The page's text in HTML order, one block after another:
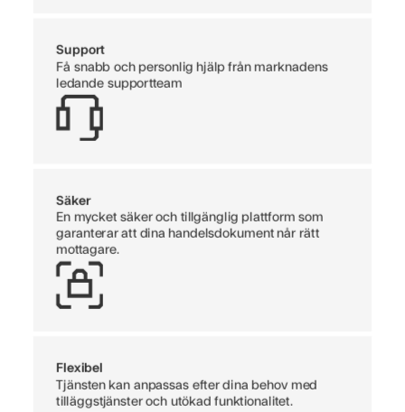
Support
Få snabb och personlig hjälp från marknadens
ledande supportteam
Säker
En mycket säker och tillgänglig plattform som
garanterar att dina handelsdokument når rätt
mottagare.
Flexibel
Tjänsten kan anpassas efter dina behov med
tilläggstjänster och utökad funktionalitet.